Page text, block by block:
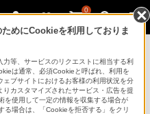
0
めにCookieを利用しておりま
等、サービスのリクエストに相当する利
は通常、必須Cookieと呼ばれ、利用を
ブサイトにおけるお客様の利用状況を分
カスタマイズされたサービス・広告を提
を使用して一定の情報を収集する場合が
る場合は、「Cookieを拒否する」をクリ